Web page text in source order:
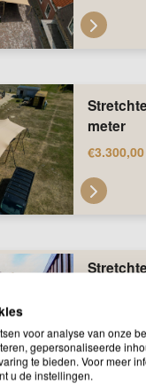
meter
€3.300,00
voor analyse van onze
gepersonaliseerde
te bieden. Voor meer
u de instellingen.